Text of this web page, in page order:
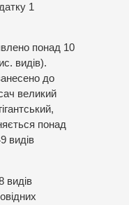
1
понад 10
видів).
до
великий
понад
видів
видів